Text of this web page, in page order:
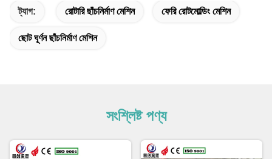
ট্যাগ: রোটারি ছাঁচনির্মাণ মেশিন ফেরি রোটমোল্ডিং মেশিন
ছোট ঘূর্ণন ছাঁচনির্মাণ মেশিন
সংশ্লিষ্ট পণ্য